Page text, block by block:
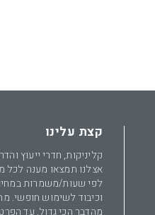
קצת עלינו
קליניקות, חדרי ייעוץ
אצלנו תמצאו מענה לכל
לפי שעות/משמרות
וכיבוד לשימוש חופשי.
מהדבר הכי גדול, עד